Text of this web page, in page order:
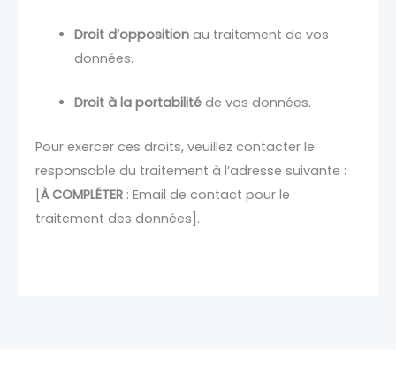
Droit d’oppositionau traitement de vos
données.
Droit à la portabilitéde vos données.
Pour exercer ces droits, veuillez contacter le
responsable du traitement à l’adresse suivante :
À COMPLÉTER : Email de contact pour le
traitement des données].